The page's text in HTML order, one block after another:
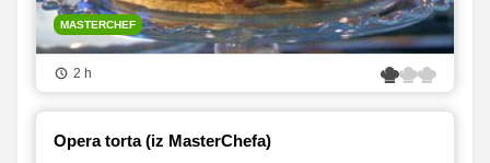
MASTERCHEF
2 h
Opera torta (iz MasterChefa)